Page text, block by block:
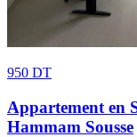
950 DT
Appartement en
Hammam Sousse